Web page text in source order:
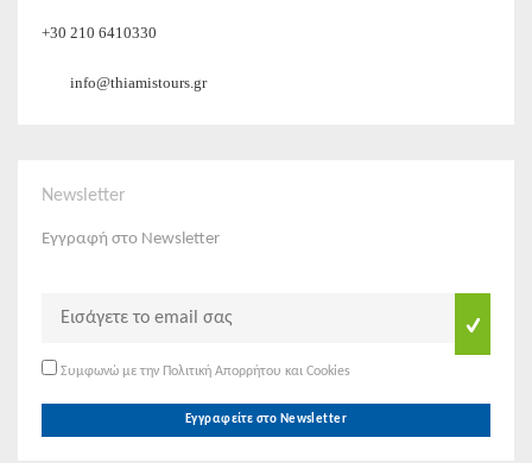
+30 210 6410330
info@thiamistours.gr
Newsletter
Εγγραφή στο Newsletter
Συμφωνώ με την Πολιτική Απορρήτου και Cookies
Εγγραφείτε στο Newsletter